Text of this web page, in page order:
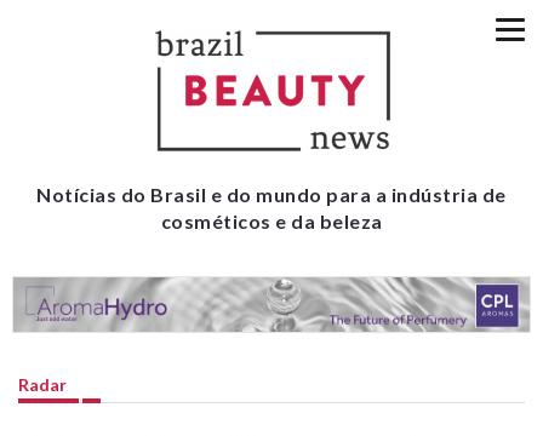
Notícias do Brasil e do mundo para a indústria de
cosméticos e da beleza
Radar